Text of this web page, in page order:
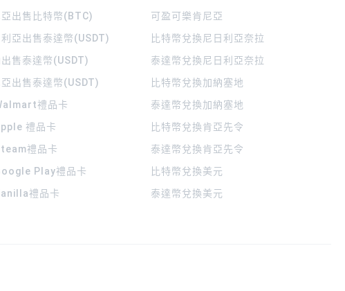
出售比特幣(BTC)
亞出售泰達幣(USDT)
售泰達幣(USDT)
出售泰達幣(USDT)
禮品卡
禮品卡
禮品卡
Play禮品卡
禮品卡
可盈可樂肯尼亞
比特幣兌換尼日利亞奈拉
泰達幣兌換尼日利亞奈拉
比特幣兌換加納塞地
泰達幣兌換加納塞地
比特幣兌換肯亞先令
泰達幣兌換肯亞先令
比特幣兌換美元
泰達幣兌換美元